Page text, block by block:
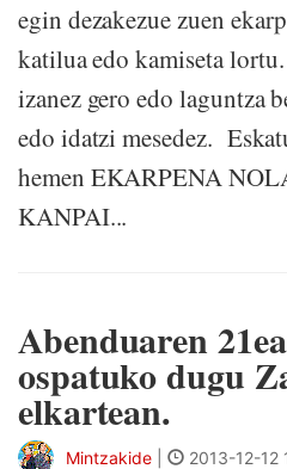
egin dezakezue zuen
katilua edo kamiseta
izanez gero edo laguntza
edo idatzi mesedez.
hemen EKARPENA
KANPAI...
Abenduaren
ospatuko dugu
elkartean.
Mintzakide 2013-12-12